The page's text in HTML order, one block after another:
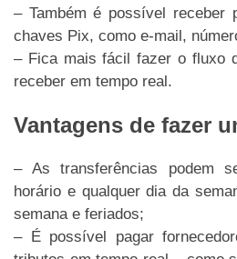
– Também é possível receber
chaves Pix, como e-mail,
– Fica mais fácil fazer o fluxo
receber em tempo real.
Vantagens de fazer
– As transferências podem
horário e qualquer dia da
semana e feriados;
– É possível pagar